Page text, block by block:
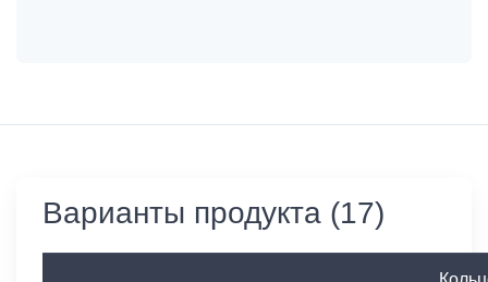
Варианты продукта (17)